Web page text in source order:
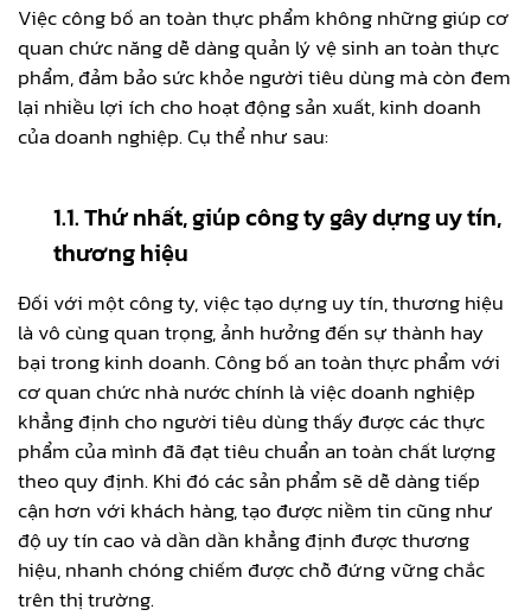
Việc công bố an toàn thực phẩm không những giúp cơ
quan chức năng dễ dàng quản lý vệ sinh an toàn thực
phẩm, đảm bảo sức khỏe người tiêu dùng mà còn đem
lại nhiều lợi ích cho hoạt động sản xuất, kinh doanh
của doanh nghiệp. Cụ thể như sau:
1.1. Thứ nhất, giúp công ty gây dựng uy tín,
thương hiệu
Đối với một công ty, việc tạo dựng uy tín, thương hiệu
là vô cùng quan trọng, ảnh hưởng đến sự thành hay
bại trong kinh doanh. Công bố an toàn thực phẩm với
cơ quan chức nhà nước chính là việc doanh nghiệp
khẳng định cho người tiêu dùng thấy được các thực
phẩm của mình đã đạt tiêu chuẩn an toàn chất lượng
theo quy định. Khi đó các sản phẩm sẽ dễ dàng tiếp
cận hơn với khách hàng, tạo được niềm tin cũng như
độ uy tín cao và dần dần khẳng định được thương
hiệu, nhanh chóng chiếm được chỗ đứng vững chắc
trên thị trường.